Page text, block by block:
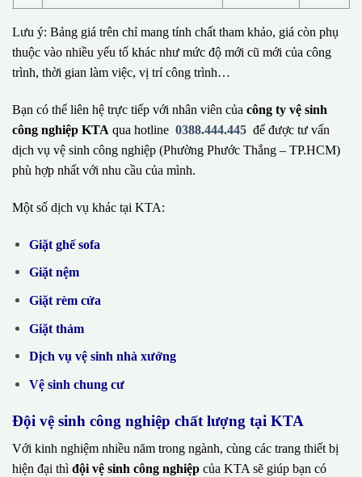
Lưu ý: Bảng giá trên chỉ mang tính chất tham khảo, giá còn phụ
thuộc vào nhiều yếu tố khác như mức độ mới cũ mới của công
trình, thời gian làm việc, vị trí công trình…
Bạn có thể liên hệ trực tiếp với nhân viên của công ty vệ sinh
công nghiệp KTA qua hotline 0388.444.445 để được tư vấn
dịch vụ vệ sinh công nghiệp (Phường Phước Thắng – TP.HCM)
phù hợp nhất với nhu cầu của mình.
Một số dịch vụ khác tại KTA:
Giặt ghế sofa
Giặt nệm
Giặt rèm cửa
Giặt thảm
Dịch vụ vệ sinh nhà xưởng
Vệ sinh chung cư
Đội vệ sinh công nghiệp chất lượng tại KTA
Với kinh nghiệm nhiều năm trong ngành, cùng các trang thiết bị
hiện đại thì đội vệ sinh công nghiệp của KTA sẽ giúp bạn có